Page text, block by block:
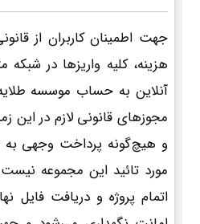
جهت اطمینان کاربران از
هزینه، کلیه واریزها در
آنلاین به حساب موسسه
مجوزهای قانونی لازم در این
و هیچ‌گونه پرداخت وجهی
مورد تائید این مجموعه
اتمام پروژه و دریافت فایل